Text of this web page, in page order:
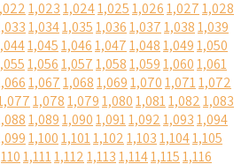
1,0231,0241,0251,0261,0271,028
1,0341,0351,0361,0371,0381,039
1,0451,0461,0471,0481,0491,050
1,0561,0571,0581,0591,0601,061
1,0671,0681,0691,0701,0711,072
1,0781,0791,0801,0811,0821,083
1,0891,0901,0911,0921,0931,094
1,1001,1011,1021,1031,1041,105
1,1111,1121,1131,1141,1151,116